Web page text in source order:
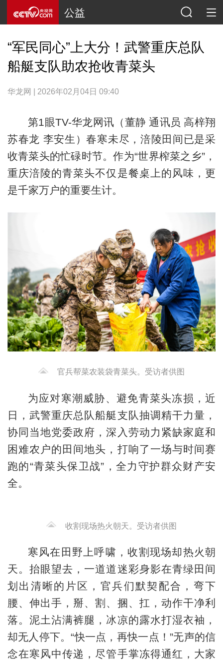
公益
“军民同心”上大分！武警重庆总队
船艇支队助农抢收青菜头
华龙网 | 2026年02月04日 09:40
第1眼TV-华龙网讯（董静 通讯员 高梓翔
苏春龙 李安生）春寒未尽，涪陵田间已是采
收青菜头的忙碌时节。作为“世界榨菜之乡”，
重庆涪陵的青菜头不仅是餐桌上的风味，更
是千家万户的重要生计。
官兵帮菜农装袋青菜头。受访者供图
为应对寒潮威胁、避免青菜头冻损，近
日，武警重庆总队船艇支队抽调精干力量，
协同当地党委政府，深入劳动力紧缺家庭和
困难农户的田间地头，打响了一场与时间赛
跑的“青菜头保卫战”，全力守护群众财产安
全。
收割现场热火朝天。受访者供图
寒风在田野上呼啸，收割现场却热火朝
天。抬眼望去，一道道迷彩身影在青绿田间
划出清晰的片区，官兵们默契配合，弯下
腰、伸出手，掰、割、捆、扛，动作干净利
落。泥土沾满裤腿，冰凉的露水打湿衣袖，
却无人停下。“快一点，再快一点！”无声的信
念在寒风中传递，尽管手掌冻得通红，大家